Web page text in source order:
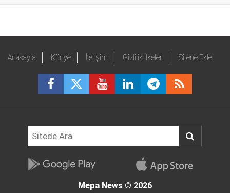
Anasayfa Künye İletişim Gizlilik İlkeleri Sitene Ekle
Mepa News © 2026